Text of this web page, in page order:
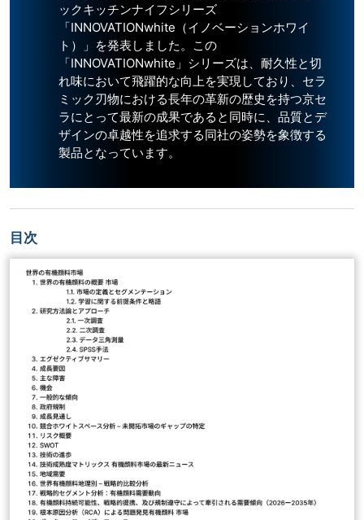
ックキッチンナイフシリーズ
「INNOVATIONwhite（イノベーションホワイ
ト）」を発表しました。この
「INNOVATIONwhite」シリーズは、耐久性と切
れ味において飛躍的な向上を実現しており、セラ
ミック刃物における長年の革新の歴史を持つ京セ
ラにとって最新の成果であると同時に、品質とデ
ザインの卓越性を追求する同社の姿勢を象徴する
製品となっています。
目次